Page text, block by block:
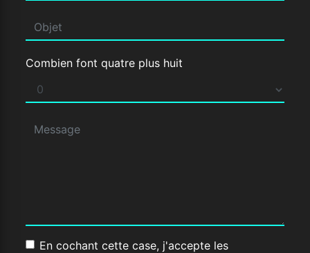
Combien font quatre plus huit
En cochant cette case, j'accepte les